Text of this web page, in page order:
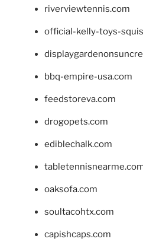
riverviewtennis.com
official-kelly-toys-
bbq-empire-usa.com
feedstoreva.com
drogopets.com
ediblechalk.com
oaksofa.com
soultacohtx.com
capishcaps.com